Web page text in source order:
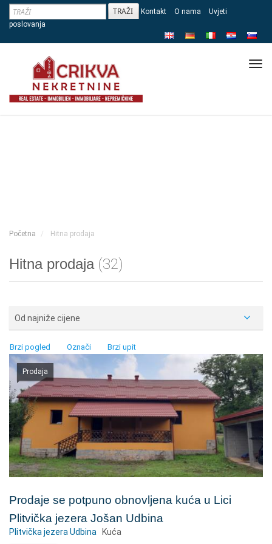
Kontakt O nama
Uvjeti
poslovanja
Početna Hitna prodaja
Hitna prodaja (32)
Od najniže cijene
Brzi pogled Označi Brzi upit
Prodaja
Prodaje se potpuno obnovljena kuća u Lici
Plitvička jezera Jošan Udbina
Plitvička jezera Udbina Kuća